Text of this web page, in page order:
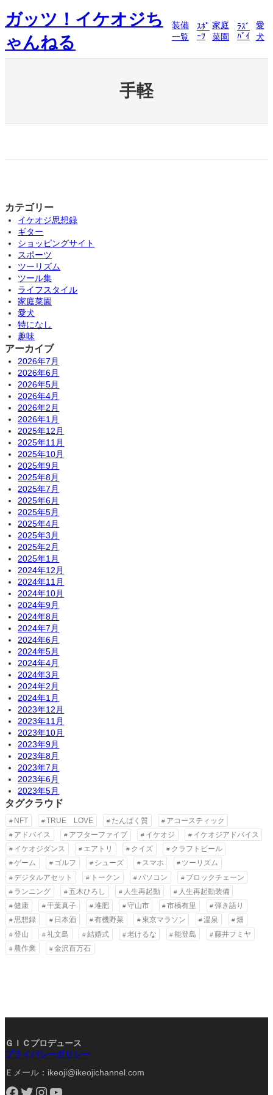
容
ス
キ
ガッツ！イケオジち
ゃんねる
装備
一覧
ｽﾎﾟ
ｰﾂ
家庭
菜園
ﾗｽﾞ
ﾊﾟｲ
愛
犬
手軽
カテゴリー
イケオジ思想録
ギター
ショッピングサイト
スポーツ
ツーリズム
ツール集
ライフスタイル
家庭菜園
愛犬
特になし
趣味
アーカイブ
2026年7月
2026年6月
2026年5月
2026年4月
2026年2月
2026年1月
2025年12月
2025年11月
2025年10月
2025年9月
2025年8月
2025年7月
2025年6月
2025年5月
2025年4月
2025年3月
2025年2月
2025年1月
2024年12月
2024年11月
2024年10月
2024年9月
2024年8月
2024年7月
2024年6月
2024年5月
2024年4月
2024年3月
2024年2月
2024年1月
2023年12月
2023年11月
2023年10月
2023年9月
2023年8月
2023年7月
2023年6月
2023年5月
タグクラウド
NFT TRUE LOVE たんぱく質
アコースティック
アドバイス
アフターファイブ イケオジ
イケオジアドバイス
イケオジダンス
エアトリ クイズ
クラフトビール
ゲーム
ゴルフ シューズ スマホ
ツーリズム
デジタルアセット
トークン パソコン
ブロックチェーン
ランニング
五木ひろし 人生再起動
人生再起動装備
健康
千葉真子 堆肥 守山市 市橋有里
弾き語り
思想録
日本酒 有機野菜 東京マラソン 温泉
畑
登山
礼文島 結婚式 老けるな 能登島
藤井フミヤ
農作業
金沢百万石
ＧＩＣプロデュース
プライバシーポリシー
Ｅメール：ikeoji@ikeojichannel.com
Facebook Twitter Instagram YouTube